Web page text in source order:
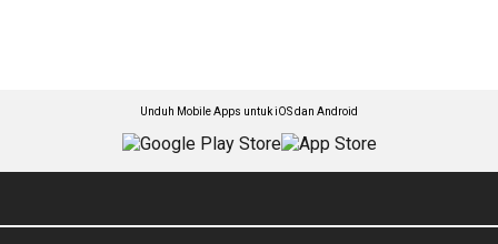
Unduh Mobile Apps untuk iOS dan Android